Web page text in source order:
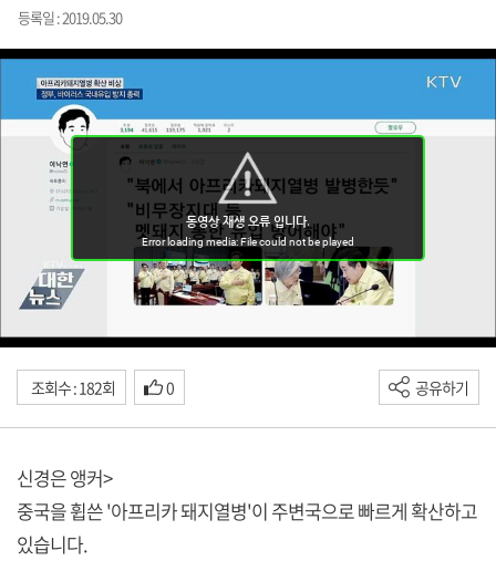
등록일 : 2019.05.30
조회수 : 182회 0 공유하기
신경은 앵커>
중국을 휩쓴 '아프리카 돼지열병'이 주변국으로 빠르게 확산하고
있습니다.